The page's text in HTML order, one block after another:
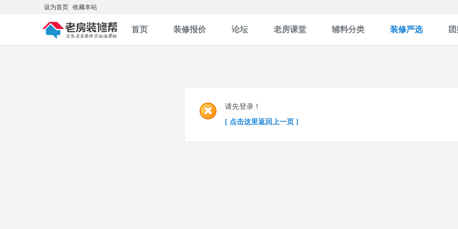
设为首页 收藏本站
首页 装修报价 论坛 老房课堂 辅料分类 装修严选
请先登录！
[ 点击这里返回上一页 ]